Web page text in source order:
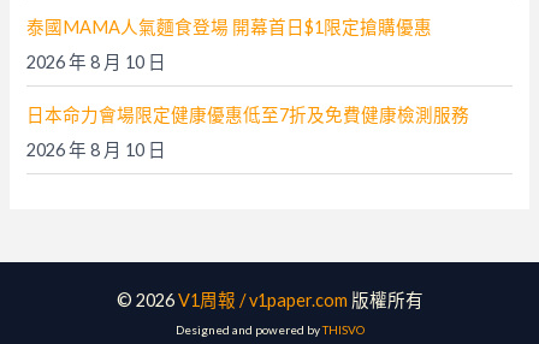
泰國MAMA人氣麵食登場 開幕首日$1限定搶購優惠
2026 年 8 月 10 日
日本命力會場限定健康優惠低至7折及免費健康檢測服務
2026 年 8 月 10 日
© 2026V1周報 / v1paper.com 版權所有
Designed and powered byTHISVO